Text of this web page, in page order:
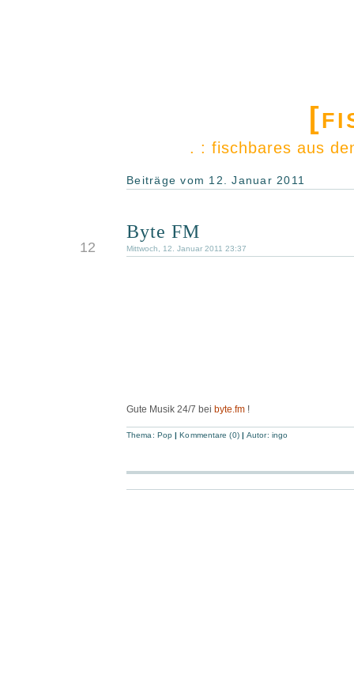
. : fischbares aus
Beiträge vom 12. Januar 2011
12
Byte FM
Mittwoch, 12. Januar 2011 23:37
Gute Musik 24/7 bei byte.fm !
Thema: Pop |Kommentare (0)|Autor: ingo